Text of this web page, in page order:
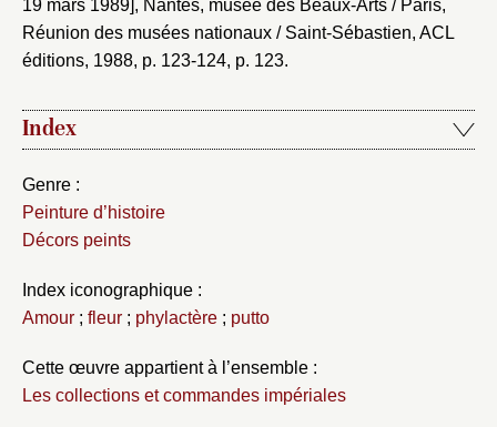
19 mars 1989], Nantes, musée des Beaux-Arts / Paris,
Réunion des musées nationaux / Saint-Sébastien, ACL
éditions, 1988, p. 123-124, p. 123.
Index
Genre :
Peinture d’histoire
Décors peints
Index iconographique :
Amour ; fleur ; phylactère ; putto
Cette œuvre appartient à l’ensemble :
Les collections et commandes impériales